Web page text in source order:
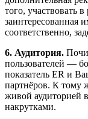
того, участвовать
соответственно,
6. Аудитория.
пользователей —
показатель ER и
партнёров. К тому
живой аудиторией
накрутками.